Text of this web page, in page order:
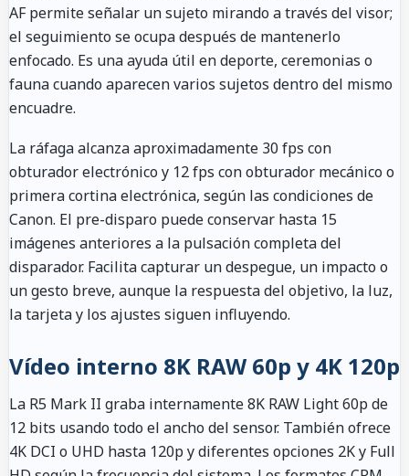
AF permite señalar un sujeto mirando a través del visor;
el seguimiento se ocupa después de mantenerlo
enfocado. Es una ayuda útil en deporte, ceremonias o
fauna cuando aparecen varios sujetos dentro del mismo
encuadre.
La ráfaga alcanza aproximadamente 30 fps con
obturador electrónico y 12 fps con obturador mecánico o
primera cortina electrónica, según las condiciones de
Canon. El pre-disparo puede conservar hasta 15
imágenes anteriores a la pulsación completa del
disparador. Facilita capturar un despegue, un impacto o
un gesto breve, aunque la respuesta del objetivo, la luz,
la tarjeta y los ajustes siguen influyendo.
Vídeo interno 8K RAW 60p y 4K 120p
La R5 Mark II graba internamente 8K RAW Light 60p de
12 bits usando todo el ancho del sensor. También ofrece
4K DCI o UHD hasta 120p y diferentes opciones 2K y Full